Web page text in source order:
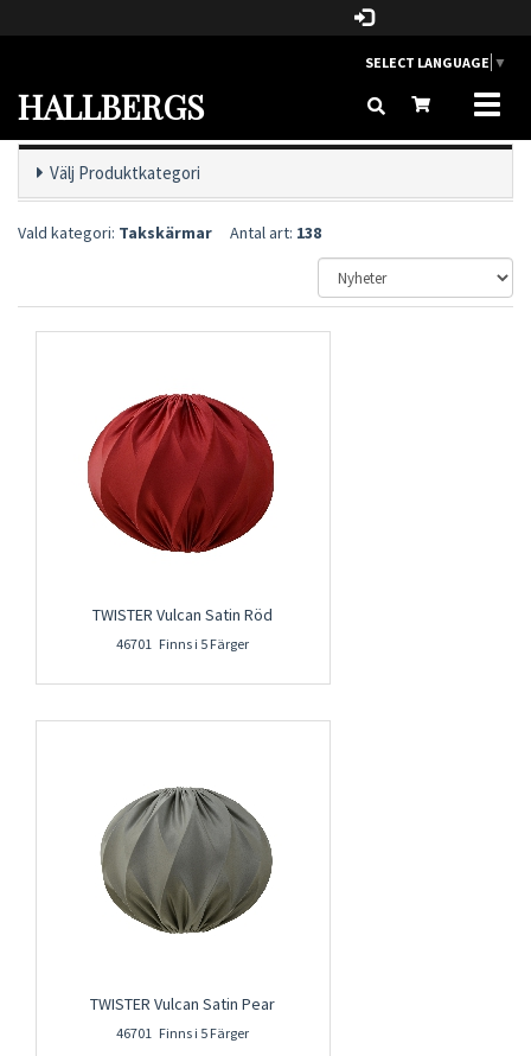
SELECT LANGUAGE ▼
HALLBERGS
Välj Produktkategori
Vald kategori: Takskärmar Antal art: 138
TWISTER Vulcan Satin Röd
46701 Finns i 5 Färger
TWISTER Vulcan Satin Pear
46701 Finns i 5 Färger